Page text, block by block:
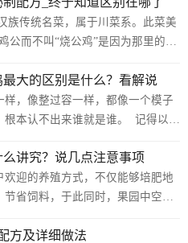
糖40克小火炒至发粘，烹入酱油60
烹入料酒60克小火煸炒10分钟至
丁香3克、肉蔻4克、白芷2克，倒
起泡，将鸡肉捞出，下入姜片80
族传统名菜，属于川菜系。此菜美
公而不叫“烧公鸡”是因为那里的方
方法：1、取仔鸡-只(约1500克)宰
放入自制香料油(以前很多师傅用
用了)500克，烧至四成热时，放
大的区别是什么？看解说
，像整过容一样，都像一个模子
本认不出来谁就是谁。 记得以前
面孔，虽然每天出进一大群，如
养的鸡和养鸡场里的鸡，寿命长
寿命大约为3-5年，最长可以达到
、78或80周龄时，淘汰）。如
讲究？说几点注意事项
迎的养殖方式，不仅能够培肥地
省饲料，于此同时，果园中空气
那么，果园散养土鸡怎么养才
方及详细做法